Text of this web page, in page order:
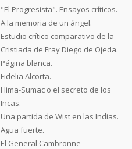
"El Progresista". Ensayos críticos.
A la memoria de un ángel.
Estudio crítico comparativo de la
Cristiada de Fray Diego de Ojeda.
Página blanca.
Fidelia Alcorta.
Hima-Sumac o el secreto de los
Incas.
Una partida de Wist en las Indias.
Agua fuerte.
El General Cambronne